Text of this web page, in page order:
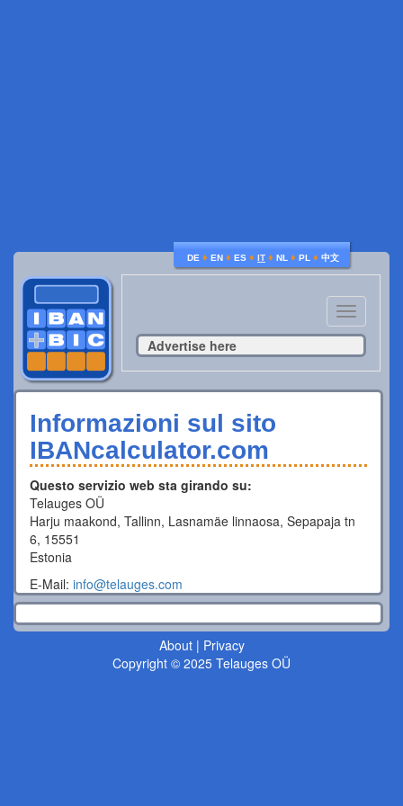
DE ♦ EN ♦ ES ♦ IT ♦ NL ♦ PL ♦ 中文
Toggle
navigation
Advertise here
Informazioni sul sito
IBANcalculator.com
Questo servizio web sta girando su:
Telauges OÜ
Harju maakond, Tallinn, Lasnamäe linnaosa, Sepapaja tn
6, 15551
Estonia
E-Mail: info@telauges.com
About| Privacy
Copyright © 2025 Telauges OÜ